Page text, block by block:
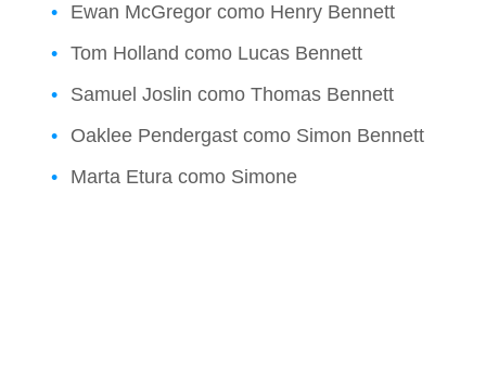
Ewan McGregor como Henry Bennett
Tom Holland como Lucas Bennett
Samuel Joslin como Thomas Bennett
Oaklee Pendergast como Simon Bennett
Marta Etura como Simone